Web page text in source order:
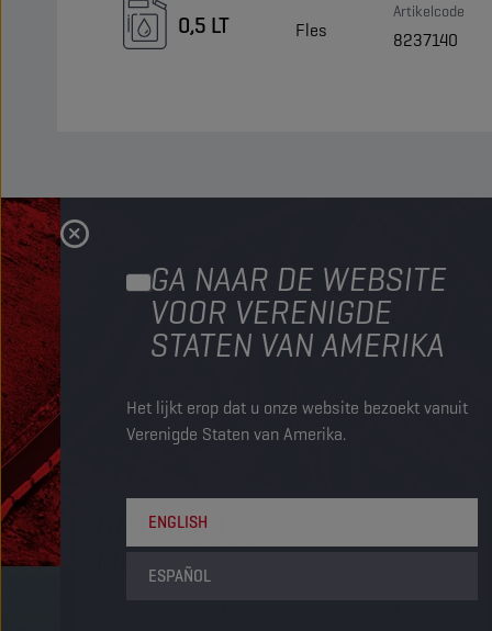
GA NAAR DE WEBSITE
VOOR VERENIGDE
STATEN VAN AMERIKA
Het lijkt erop dat u onze website bezoekt vanuit
Verenigde Staten van Amerika.
ENGLISH
ESPAÑOL
0,5 LT Fles
Artikelcode
8237140
OPTIMALE
MOTORPRESTATIES